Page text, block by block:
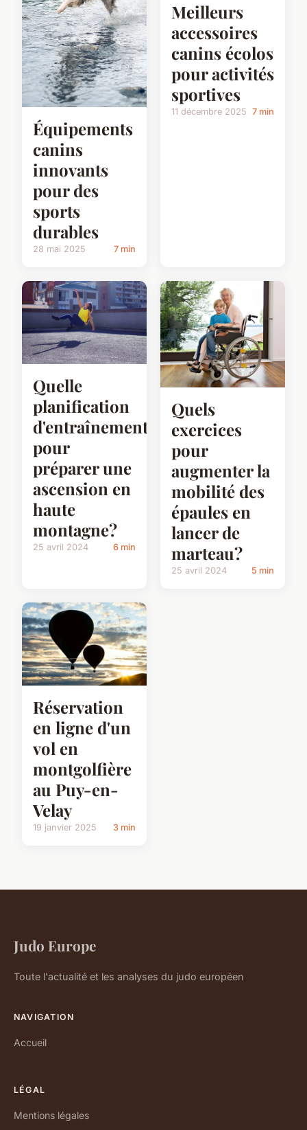
Équipements
canins
innovants
pour des
sports
durables
28 mai 2025 7 min
Meilleurs
accessoires
canins écolos
pour activités
sportives
11 décembre 2025 7 min
Quelle
planification
d'entraînement
pour
préparer une
ascension en
haute
montagne?
25 avril 2024 6 min
Quels
exercices
pour
augmenter la
mobilité des
épaules en
lancer de
marteau?
25 avril 2024 5 min
Réservation
en ligne d'un
vol en
montgolfière
au Puy-en-
Velay
19 janvier 2025 3 min
Judo Europe
Toute l'actualité et les analyses du judo européen
NAVIGATION
Accueil
LÉGAL
Mentions légales